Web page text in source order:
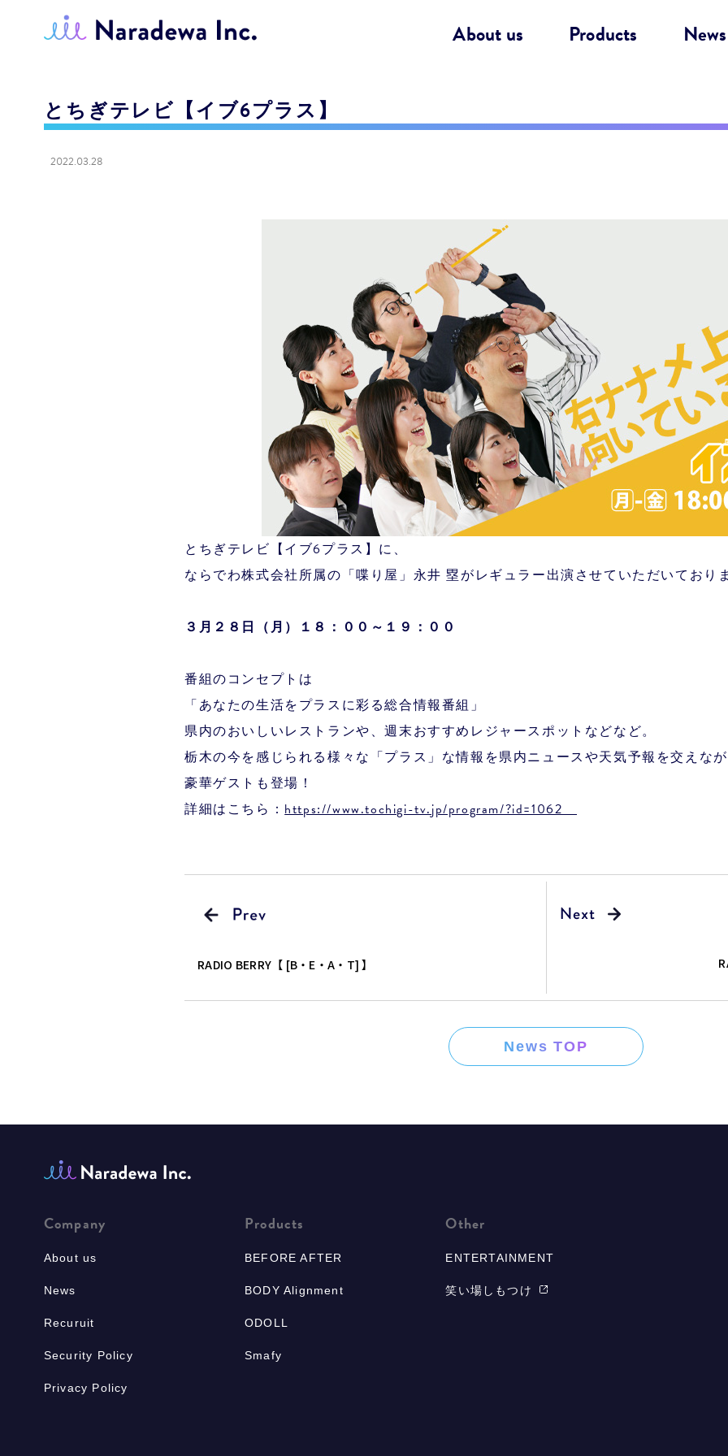
About us Products News
とちぎテレビ【イブ6プラス】
2022.03.28
とちぎテレビ【イブ6プラス】に、
ならでわ株式会社所属の「喋り屋」永井 塁がレギュラー出演させていただいており
３月２８ 日（月）１８：００～１９：００
番組のコンセプトは
「あなたの生活をプラスに彩る総合情報番組」
県内のおいしいレストランや、週末おすすめレジャースポットなどなど。
栃木の今を感じられる様々な「プラス」な情報を県内ニュースや天気予報を交えな
豪華ゲストも登場！
詳細はこちら：https://www.tochigi-tv.jp/program/?id=1062
RADIO BERRY【 [B・E・A・T] 】
News TOP
Company
About us
News
Recuruit
Security Policy
Privacy Policy
Products
BEFORE AFTER
BODY Alignment
ODOLL
Smafy
Other
ENTERTAINMENT
笑い場しもつけ